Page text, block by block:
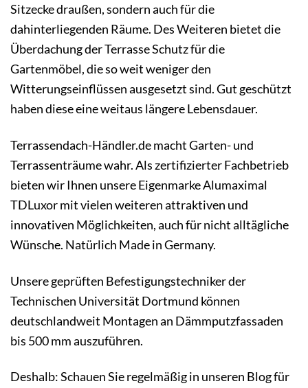
Sitzecke draußen, sondern auch für die
dahinterliegenden Räume. Des Weiteren bietet die
Überdachung der Terrasse Schutz für die
Gartenmöbel, die so weit weniger den
Witterungseinflüssen ausgesetzt sind. Gut geschützt
haben diese eine weitaus längere Lebensdauer.
Terrassendach-Händler.de macht Garten- und
Terrassenträume wahr. Als zertifizierter Fachbetrieb
bieten wir Ihnen unsere Eigenmarke Alumaximal
TDLuxor mit vielen weiteren attraktiven und
innovativen Möglichkeiten, auch für nicht alltägliche
Wünsche. Natürlich Made in Germany.
Unsere geprüften Befestigungstechniker der
Technischen Universität Dortmund können
deutschlandweit Montagen an Dämmputzfassaden
bis 500 mm auszuführen.
Deshalb: Schauen Sie regelmäßig in unseren Blog für